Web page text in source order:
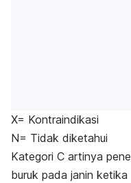
X= Kontraindikasi
N= Tidak diketahui
Kategori C artinya
buruk pada janin